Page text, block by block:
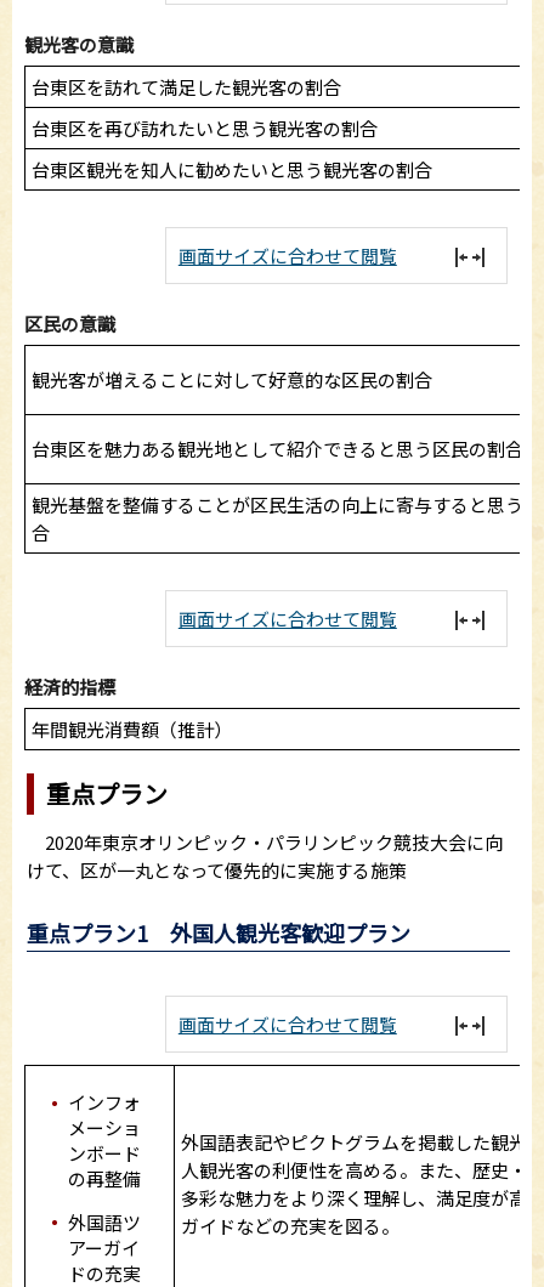
観光客の意識
台東区を訪れて満足した観光客の割合
台東区を再び訪れたいと思う観光客の割合
台東区観光を知人に勧めたいと思う観光客の割合
画面サイズに合わせて閲覧
区民の意識
観光客が増えることに対して好意的な区民の割合
台東区を魅力ある観光地として紹介できると思う区民の割合
観光基盤を整備することが区民生活の向上に寄与すると思う
合
画面サイズに合わせて閲覧
経済的指標
年間観光消費額（推計）
重点プラン
2020年東京オリンピック・パラリンピック競技大会に向
けて、区が一丸となって優先的に実施する施策
重点プラン1 外国人観光客歓迎プラン
画面サイズに合わせて閲覧
インフォ
メーショ
ンボード
の再整備
外国語ツ
アーガイ
ドの充実
外国語表記やピクトグラムを掲載した観光
人観光客の利便性を高める。また、歴史・
多彩な魅力をより深く理解し、満足度が高
ガイドなどの充実を図る。